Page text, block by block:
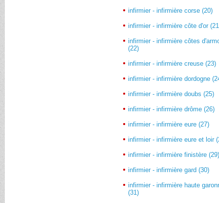
infirmier - infirmière corse (20)
infirmier - infirmière côte d'or
infirmier - infirmière côtes
(22)
infirmier - infirmière creuse (23)
infirmier - infirmière dordogne
infirmier - infirmière doubs (25)
infirmier - infirmière drôme (26)
infirmier - infirmière eure (27)
infirmier - infirmière eure et loir
infirmier - infirmière finistère
infirmier - infirmière gard (30)
infirmier - infirmière haute
(31)